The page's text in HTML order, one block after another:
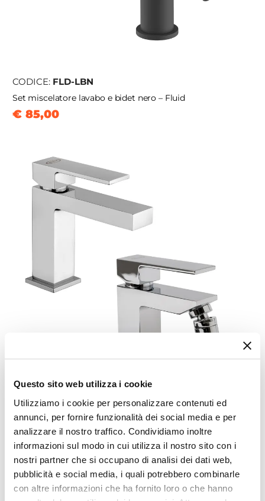
Questo sito web utilizza i cookie
Utilizziamo i cookie per personalizzare contenuti ed
annunci, per fornire funzionalità dei social media e per
analizzare il nostro traffico. Condividiamo inoltre
informazioni sul modo in cui utilizza il nostro sito con i
nostri partner che si occupano di analisi dei dati web,
pubblicità e social media, i quali potrebbero combinarle
con altre informazioni che ha fornito loro o che hanno
CODICE: FLD-LBN
Set miscelatore lavabo e bidet nero – Fluid
€ 85,00
CODICE:CRUX12
Set miscelatori lavabo e bidet per piletta click clack
Jacuzzi - Rubinetteria Linea Crux
€ 134,00